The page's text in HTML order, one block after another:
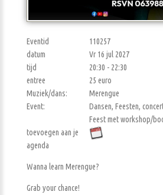
Eventid
110257
datum
Vr 16 jul 2027
tijd
20:30 - 22:30
entree
25 euro
Muziek/dans:
Merengue
Event:
Dansen, Feesten,
Feest met workshop/
toevoegen aan je
agenda
Wanna learn Merengue?
Grab your chance!